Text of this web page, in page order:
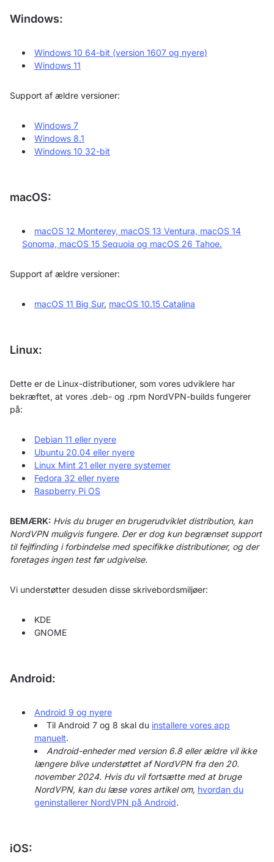
Windows:
Windows 10 64-bit (version 1607 og nyere)
Windows 11
Support af ældre versioner:
Windows 7
Windows 8.1
Windows 10 32-bit
macOS:
macOS 12 Monterey, macOS 13 Ventura, macOS 14
Sonoma, macOS 15 Sequoia og macOS 26 Tahoe.
Support af ældre versioner:
macOS 11 Big Sur, macOS 10.15 Catalina
Linux:
Dette er de Linux-distributioner, som vores udviklere har
bekræftet, at vores .deb- og .rpm NordVPN-builds fungerer
på:
Debian 11 eller nyere
Ubuntu 20.04 eller nyere
Linux Mint 21 eller nyere systemer
Fedora 32 eller nyere
Raspberry Pi OS
BEMÆRK: Hvis du bruger en brugerudviklet distribution, kan
NordVPN muligvis fungere. Der er dog kun begrænset support
til fejlfinding i forbindelse med specifikke distributioner, og der
foretages ingen test før udgivelse.
Vi understøtter desuden disse skrivebordsmiljøer:
KDE
GNOME
Android:
Android 9 og nyere
Til Android 7 og 8 skal du installere vores app
manuelt.
Android-enheder med version 6.8 eller ældre vil ikke
længere blive understøttet af NordVPN fra den 20.
november 2024. Hvis du vil fortsætte med at bruge
NordVPN, kan du læse vores artikel om, hvordan du
geninstallerer NordVPN på Android.
iOS: